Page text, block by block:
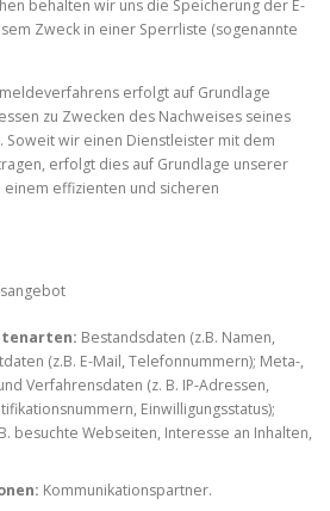
behalten wir uns die Speicherung der E-
Zweck in einer Sperrliste (sogenannte
erfolgt auf Grundlage
zu Zwecken des Nachweises seines
Soweit wir einen Dienstleister mit dem
erfolgt dies auf Grundlage unserer
effizienten und sicheren
Bestandsdaten (z.B. Namen,
(z.B. E-Mail, Telefonnummern); Meta-,
Verfahrensdaten (z. B. IP-Adressen,
Einwilligungsstatus);
besuchte Webseiten, Interesse an Inhalten,
Kommunikationspartner.